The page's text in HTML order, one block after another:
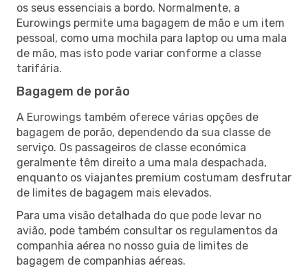
os seus essenciais a bordo. Normalmente, a
Eurowings permite uma bagagem de mão e um item
pessoal, como uma mochila para laptop ou uma mala
de mão, mas isto pode variar conforme a classe
tarifária.
Bagagem de porão
A Eurowings também oferece várias opções de
bagagem de porão, dependendo da sua classe de
serviço. Os passageiros de classe económica
geralmente têm direito a uma mala despachada,
enquanto os viajantes premium costumam desfrutar
de limites de bagagem mais elevados.
Para uma visão detalhada do que pode levar no
avião, pode também consultar os regulamentos da
companhia aérea no nosso guia de limites de
bagagem de companhias aéreas.